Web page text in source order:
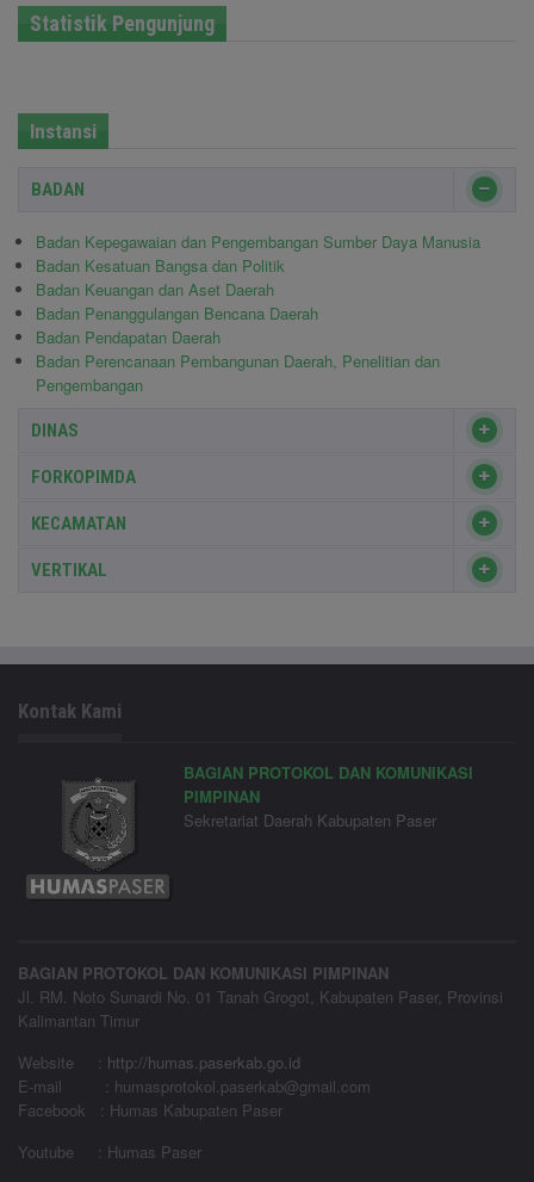
Statistik Pengunjung
Instansi
BADAN
Badan Kepegawaian dan Pengembangan Sumber Daya Manusia
Badan Kesatuan Bangsa dan Politik
Badan Keuangan dan Aset Daerah
Badan Penanggulangan Bencana Daerah
Badan Pendapatan Daerah
Badan Perencanaan Pembangunan Daerah, Penelitian dan
Pengembangan
DINAS
FORKOPIMDA
KECAMATAN
VERTIKAL
Kontak Kami
BAGIAN PROTOKOL DAN KOMUNIKASI
PIMPINAN
Sekretariat Daerah Kabupaten Paser
BAGIAN PROTOKOL DAN KOMUNIKASI PIMPINAN
Jl. RM. Noto Sunardi No. 01 Tanah Grogot, Kabupaten Paser, Provinsi
Kalimantan Timur
Website
: http://humas.paserkab.go.id
E-mail : humasprotokol.paserkab@gmail.com
Facebook : Humas Kabupaten Paser
Youtube : Humas Paser